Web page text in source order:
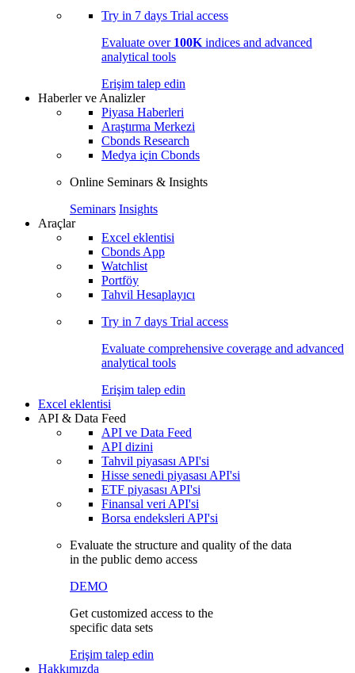
Try in 7 days Trial access
Evaluate over 100K indices and advanced
analytical tools
Erişim talep edin
Haberler ve Analizler
Piyasa Haberleri
Araştırma Merkezi
Cbonds Research
Medya için Cbonds
Online Seminars & Insights
Seminars Insights
Araçlar
Excel eklentisi
Cbonds App
Watchlist
Portföy
Tahvil Hesaplayıcı
Try in 7 days Trial access
Evaluate comprehensive coverage and advanced
analytical tools
Erişim talep edin
Excel eklentisi
API & Data Feed
API ve Data Feed
API dizini
Tahvil piyasası API'si
Hisse senedi piyasası API'si
ETF piyasası API'si
Finansal veri API'si
Borsa endeksleri API'si
Evaluate the structure and quality of the data
in the public demo access
DEMO
Get customized access to the
specific data sets
Erişim talep edin
Hakkımızda